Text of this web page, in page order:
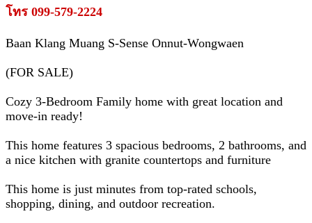
โทร 099-579-2224
Baan Klang Muang S-Sense Onnut-Wongwaen
(FOR SALE)
Cozy 3-Bedroom Family home with great location and
move-in ready!
This home features 3 spacious bedrooms, 2 bathrooms, and
a nice kitchen with granite countertops and furniture
This home is just minutes from top-rated schools,
shopping, dining, and outdoor recreation.